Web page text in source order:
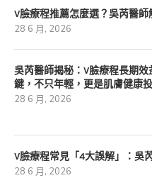
V臉療程推薦怎麼選？吳芮醫
28 6 月, 2026
吳芮醫師揭秘：V臉療程長期效
鍵，不只年輕，更是肌膚健康投
28 6 月, 2026
V臉療程常見「4大誤解」：吳
28 6 月, 2026